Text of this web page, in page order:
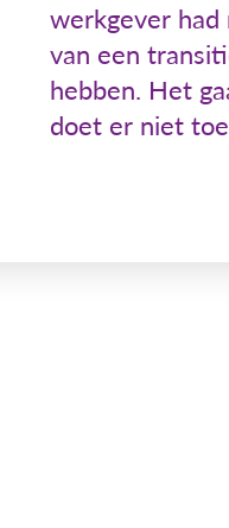
werkgever had
van een
hebben. Het
doet er niet